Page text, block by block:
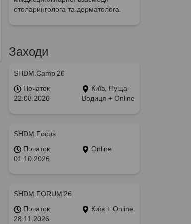
отоларинголога та дерматолога.
Заходи
SHDM.Camp’26
Початок
22.08.2026
Київ, Пуща-
Водиця + Online
SHDM.Focus
Початок
01.10.2026
Online
SHDM.FORUM’26
Початок
28.11.2026
Київ + Online